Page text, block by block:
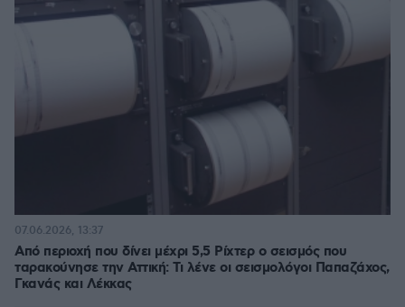
Από περιοχή που δίνει μέχρι 5,5 Ρίχτερ ο σεισμός που
ταρακούνησε την Αττική: Τι λένε οι σεισμολόγοι Παπαζάχος,
Γκανάς και Λέκκας
07.06.2026, 13:37